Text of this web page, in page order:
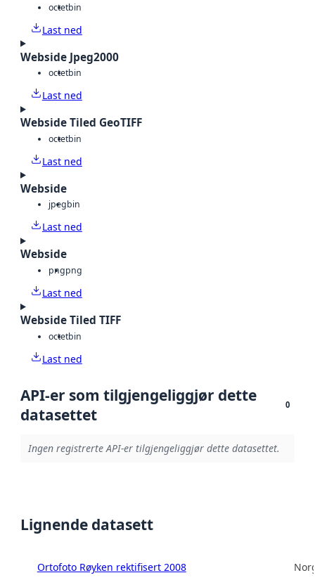
octetbin
Last ned
Webside Jpeg2000
octetbin
Last ned
Webside Tiled GeoTIFF
octetbin
Last ned
Webside
jpegbin
Last ned
Webside
pngpng
Last ned
Webside Tiled TIFF
octetbin
Last ned
API-er som tilgjengeliggjør dette
datasettet
0
Ingen registrerte API-er tilgjengeliggjør dette datasettet.
Lignende datasett
Ortofoto Røyken rektifisert 2008